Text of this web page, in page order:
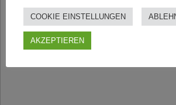
COOKIE EINSTELLUNGEN
AKZEPTIEREN